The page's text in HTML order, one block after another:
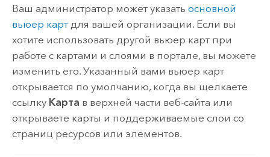
Ваш администратор может указать основной
вьюер картдля вашей организации. Если вы
хотите использовать другой вьюер карт при
работе с картами и слоями в портале, вы можете
изменить его. Указанный вами вьюер карт
открывается по умолчанию, когда вы щелкаете
ссылку Карта в верхней части веб-сайта или
открываете карты и поддерживаемые слои со
страниц ресурсов или элементов.